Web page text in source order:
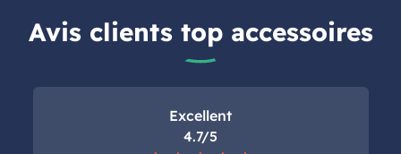
Avis clients top accessoires
Excellent
4.7/5